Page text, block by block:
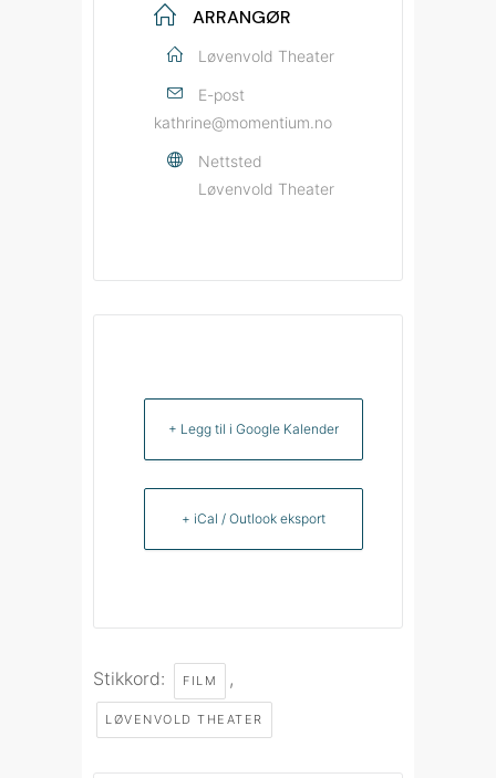
ARRANGØR
Løvenvold Theater
E-post
kathrine@momentium.no
Nettsted
Løvenvold Theater
+ Legg til i Google Kalender
+ iCal / Outlook eksport
Stikkord: FILM ,
LØVENVOLD THEATER